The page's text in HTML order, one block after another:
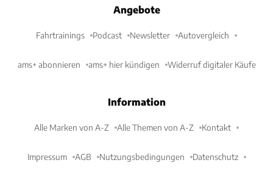
Angebote
Fahrtrainings Podcast Newsletter Autovergleich
ams+ abonnieren ams+ hier kündigen Widerruf digitaler Käufe
Information
Alle Marken von A-Z Alle Themen von A-Z Kontakt
Impressum AGB Nutzungsbedingungen Datenschutz